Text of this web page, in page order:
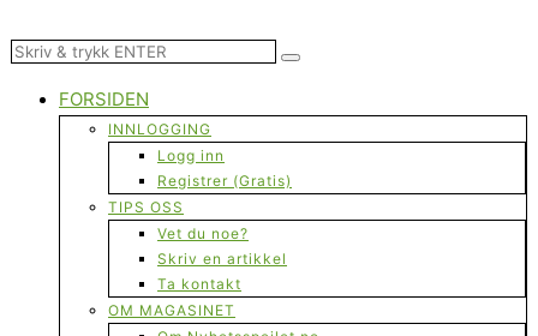
FORSIDEN
INNLOGGING
Logg inn
Registrer (Gratis)
TIPS OSS
Vet du noe?
Skriv en artikkel
Ta kontakt
OM MAGASINET